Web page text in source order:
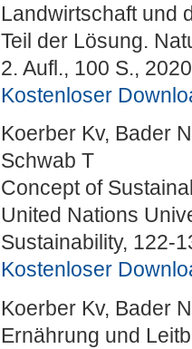
Landwirtschaft und
Teil der Lösung.
2. Aufl., 100 S., 2020
Kostenloser
Koerber Kv, Bader
Schwab T
Concept of
United Nations
Sustainability, 122-
Kostenloser
Koerber Kv, Bader
Ernährung und